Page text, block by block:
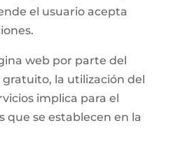
el usuario acepta
web por parte del
gratuito, la utilización del
implica para el
que se establecen en la